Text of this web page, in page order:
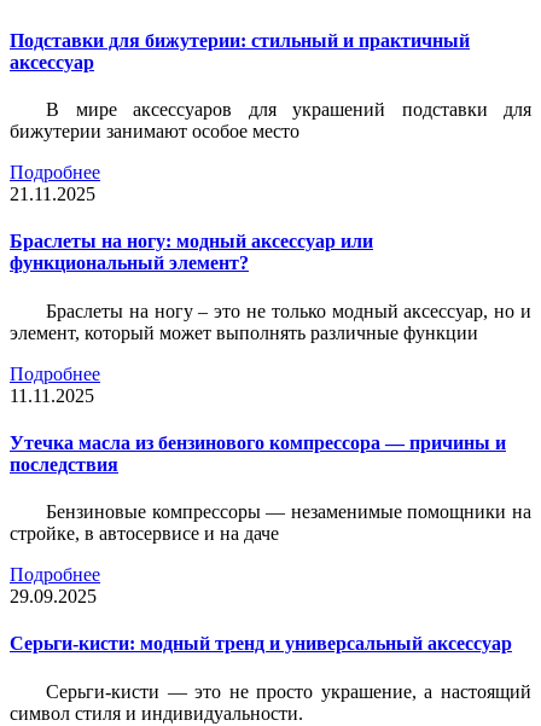
Подставки для бижутерии: стильный и практичный
аксессуар
В мире аксессуаров для украшений подставки для
бижутерии занимают особое место
Подробнее
21.11.2025
Браслеты на ногу: модный аксессуар или
функциональный элемент?
Браслеты на ногу – это не только модный аксессуар, но и
элемент, который может выполнять различные функции
Подробнее
11.11.2025
Утечка масла из бензинового компрессора — причины и
последствия
Бензиновые компрессоры — незаменимые помощники на
стройке, в автосервисе и на даче
Подробнее
29.09.2025
Серьги-кисти: модный тренд и универсальный аксессуар
Серьги-кисти — это не просто украшение, а настоящий
символ стиля и индивидуальности.